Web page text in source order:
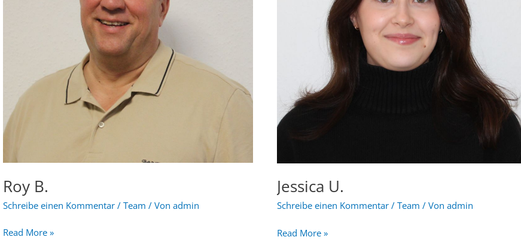
Roy B.
Schreibe einen Kommentar / Team / Von admin
Read More »
Jessica U.
Schreibe einen Kommentar / Team / Von admin
Read More »